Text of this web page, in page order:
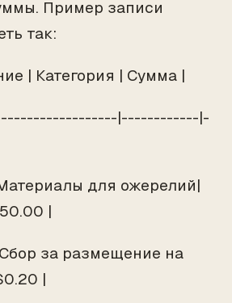
Пример записи
так:
| Категория | Сумма |
|------------|-
для ожерелий|
|
за размещение на
|